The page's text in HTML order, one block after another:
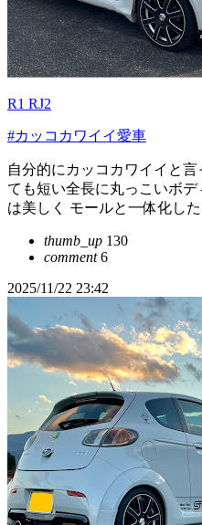
R1 RJ2
#カッコカワイイ愛車
自分的にカッコカワイイと
ても短い全長に丸っこいボ
は美しく モールと一体化し
thumb_up 130
comment6
2025/11/22 23:42